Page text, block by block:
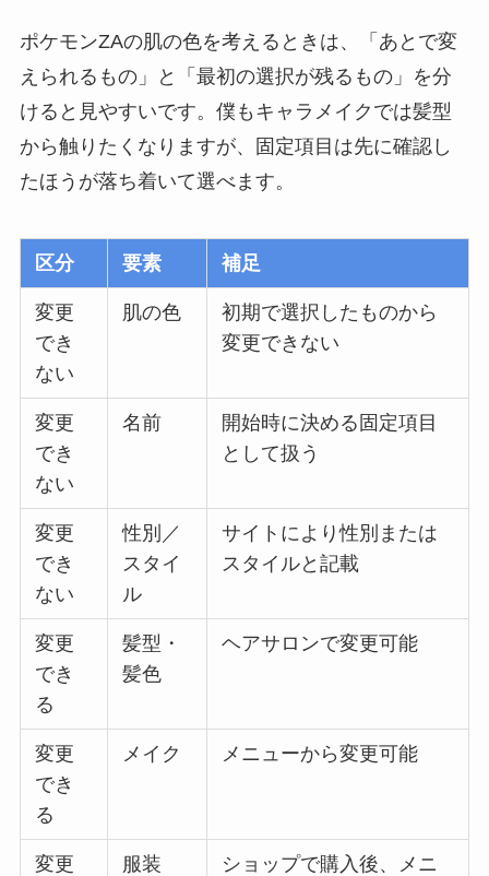
ポケモンZAの肌の色を考えるときは、「あとで変
えられるもの」と「最初の選択が残るもの」を分
けると見やすいです。僕もキャラメイクでは髪型
から触りたくなりますが、固定項目は先に確認し
たほうが落ち着いて選べます。
区分 要素 補足
変更
でき
ない
肌の色
初期で選択したものから
変更できない
変更
でき
ない
名前
開始時に決める固定項目
として扱う
変更
でき
ない
性別／
スタイ
ル
サイトにより性別または
スタイルと記載
変更
でき
る
髪型・
髪色
ヘアサロンで変更可能
変更
でき
る
メイク メニューから変更可能
変更
服装
ショップで購入後、メニ